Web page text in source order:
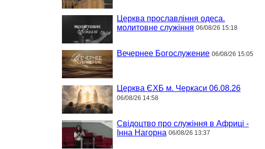
Церква прославління одеса.
молитовне служіння 06/08/26 15:18
Вечернее Богослужение 06/08/26 15:05
Церква ЄХБ м. Черкаси 06.08.26
06/08/26 14:58
Свідоцтво про служіння в Африці -
Інна Нагорна 06/08/26 13:37